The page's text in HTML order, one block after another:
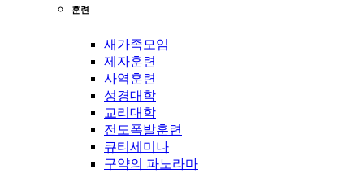
훈련
새가족모임
제자훈련
사역훈련
성경대학
교리대학
전도폭발훈련
큐티세미나
구약의 파노라마